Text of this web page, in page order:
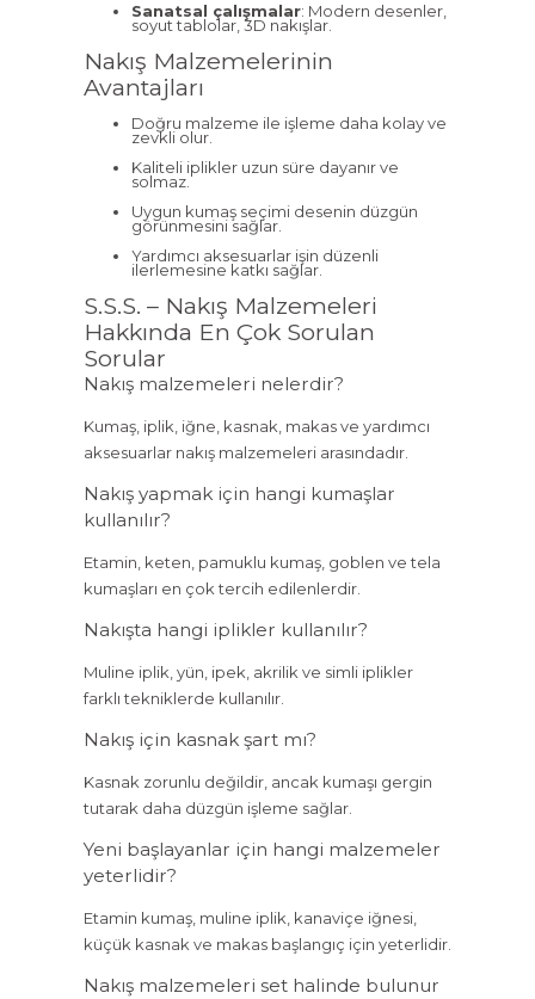
Sanatsal çalışmalar: Modern desenler,
soyut tablolar, 3D nakışlar.
Nakış Malzemelerinin
Avantajları
Doğru malzeme ile işleme daha kolay ve
zevkli olur.
Kaliteli iplikler uzun süre dayanır ve
solmaz.
Uygun kumaş seçimi desenin düzgün
görünmesini sağlar.
Yardımcı aksesuarlar işin düzenli
ilerlemesine katkı sağlar.
S.S.S. – Nakış Malzemeleri
Hakkında En Çok Sorulan
Sorular
Nakış malzemeleri nelerdir?
Kumaş, iplik, iğne, kasnak, makas ve yardımcı
aksesuarlar nakış malzemeleri arasındadır.
Nakış yapmak için hangi kumaşlar
kullanılır?
Etamin, keten, pamuklu kumaş, goblen ve tela
kumaşları en çok tercih edilenlerdir.
Nakışta hangi iplikler kullanılır?
Muline iplik, yün, ipek, akrilik ve simli iplikler
farklı tekniklerde kullanılır.
Nakış için kasnak şart mı?
Kasnak zorunlu değildir, ancak kumaşı gergin
tutarak daha düzgün işleme sağlar.
Yeni başlayanlar için hangi malzemeler
yeterlidir?
Etamin kumaş, muline iplik, kanaviçe iğnesi,
küçük kasnak ve makas başlangıç için yeterlidir.
Nakış malzemeleri set halinde bulunur